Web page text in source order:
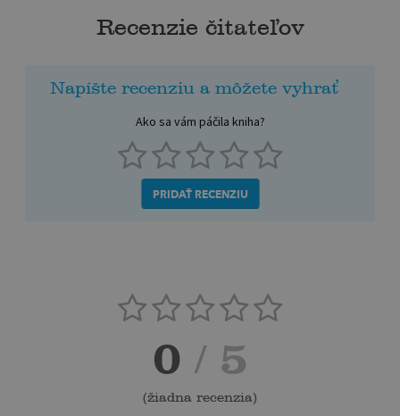
Recenzie čitateľov
Napíšte recenziu a môžete vyhrať
Ako sa vám páčila kniha?
PRIDAŤ RECENZIU
0 / 5
(žiadna recenzia)